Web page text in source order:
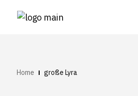
Home große Lyra